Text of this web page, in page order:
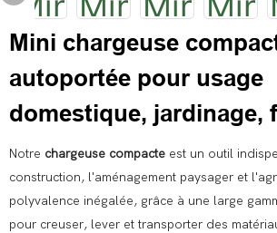
Mini chargeuse
autoportée pour usage
domestique, jardinage,
Notre chargeuse compacte est un outil
construction, l'aménagement paysager et
polyvalence inégalée, grâce à une large
pour creuser, lever et transporter des